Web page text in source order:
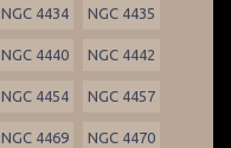
NGC 4434 NGC 4435
NGC 4440 NGC 4442
NGC 4454 NGC 4457
NGC 4469 NGC 4470